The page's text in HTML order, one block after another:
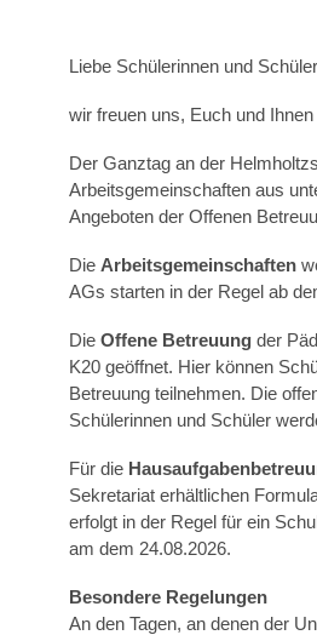
Liebe Schülerinnen und
wir freuen uns, Euch und
Der Ganztag an der
Arbeitsgemeinschaften aus
Angeboten der Offenen
Die Arbeitsgemeinschaften
AGs starten in der Regel ab
DieOffene Betreuung der
K20 geöffnet. Hier können
Betreuung teilnehmen. Die
Schülerinnen und Schüler
Für die
Sekretariat erhältlichen
erfolgt in der Regel für ein
am dem 24.08.2026.
Besondere Regelungen
An den Tagen, an denen der